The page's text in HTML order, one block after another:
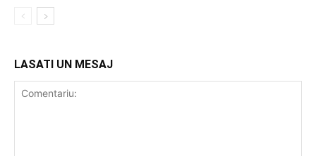
LASATI UN MESAJ